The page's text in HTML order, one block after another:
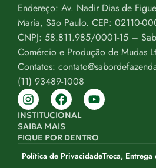
Endereço: Av. Nadir Dias de
Maria, São Paulo. CEP: 02110-
CNPJ: 58.811.985/0001-15 –
Comércio e Produção de Mudas
Contatos:
(11) 93489-1008
INSTITUCIONAL
SAIBA MAIS
FIQUE POR DENTRO
Política de PrivacidadeTroca, Entrega